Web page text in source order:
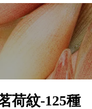
荷紋-125種